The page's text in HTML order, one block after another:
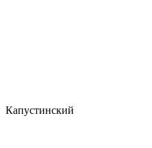
Капустинский